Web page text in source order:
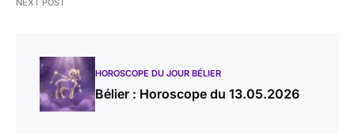
HOROSCOPE DU JOUR BÉLIER
Bélier : Horoscope du 13.05.2026